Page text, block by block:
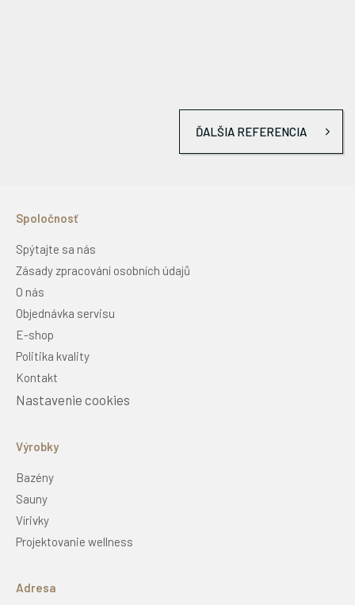
ĎALŠIA REFERENCIA
Spoločnosť
Spýtajte sa nás
Zásady zpracování osobních údajů
O nás
Objednávka servisu
E-shop
Politika kvality
Kontakt
Nastavenie cookies
Výrobky
Bazény
Sauny
Vírivky
Projektovanie wellness
Adresa